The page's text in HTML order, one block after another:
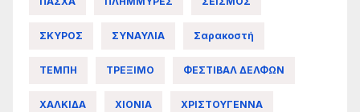
ΣΚΥΡΟΣ ΣΥΝΑΥΛΙΑ Σαρακοστή
ΤΕΜΠΗ ΤΡΕΞΙΜΟ ΦΕΣΤΙΒΑΛ ΔΕΛΦΩΝ
ΧΑΛΚΙΔΑ ΧΙΟΝΙΑ ΧΡΙΣΤΟΥΓΕΝΝΑ